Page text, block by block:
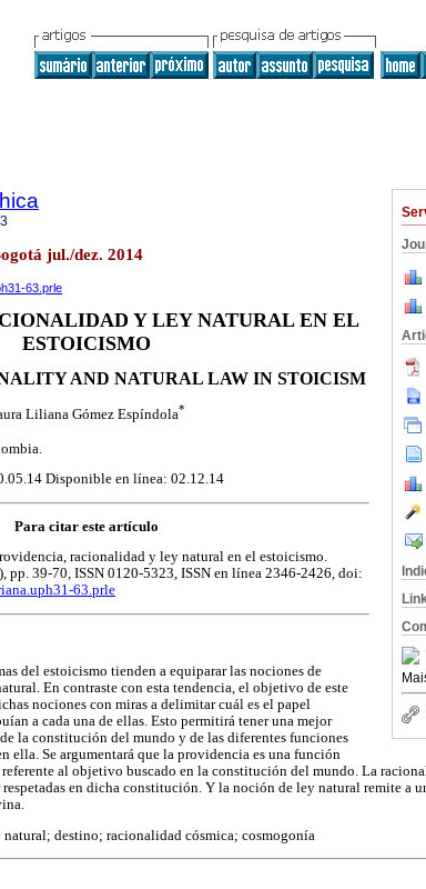
jul./dez. 2014
63.prle
Y LEY NATURAL EN EL
ESTOICISMO
AND NATURAL LAW IN STOICISM
Liliana Gómez Espíndola*
Disponible en línea: 02.12.14
Para citar este artículo
racionalidad y ley natural en el estoicismo.
pp. 39-70, ISSN 0120-5323, ISSN en línea 2346-2426, doi:
63.prle
del estoicismo tienden a equiparar las nociones de
En contraste con esta tendencia, el objetivo de este
nociones con miras a delimitar cuál es el papel
a cada una de ellas. Esto permitirá tener una mejor
la constitución del mundo y de las diferentes funciones
ella. Se argumentará que la providencia es una función
al objetivo buscado en la constitución del mundo. La
respetadas en dicha constitución. Y la noción de ley natural remite a
destino; racionalidad cósmica; cosmogonía